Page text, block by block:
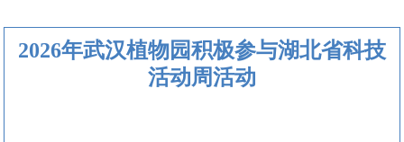
2026年武汉植物园积极参与湖北省科技
活动周活动